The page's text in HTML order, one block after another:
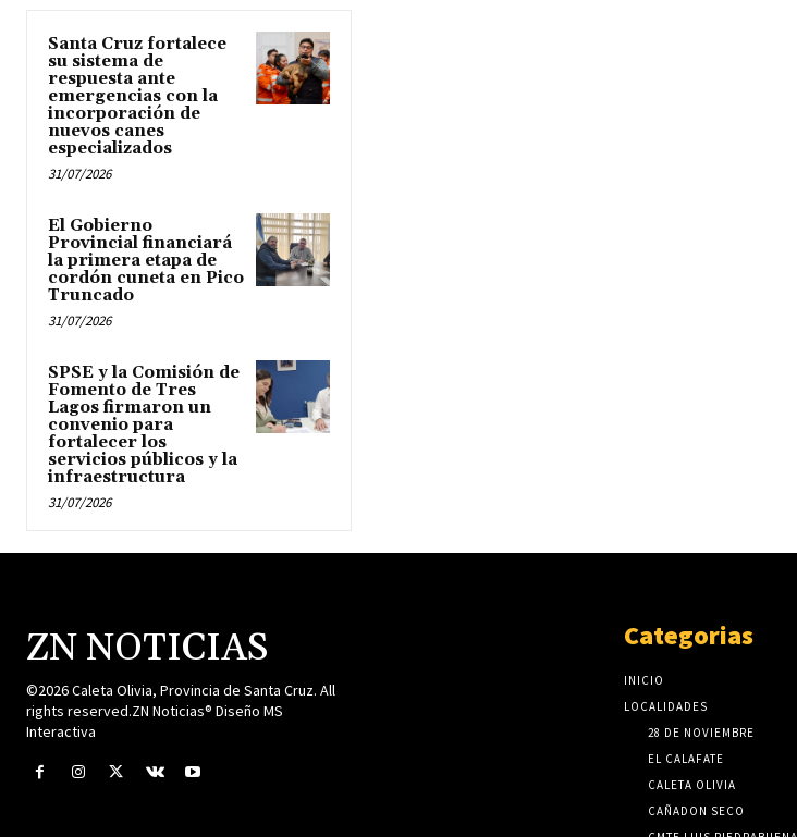
Santa Cruz fortalece
su sistema de
respuesta ante
emergencias con la
incorporación de
nuevos canes
especializados
31/07/2026
El Gobierno
Provincial financiará
la primera etapa de
cordón cuneta en Pico
Truncado
31/07/2026
SPSE y la Comisión de
Fomento de Tres
Lagos firmaron un
convenio para
fortalecer los
servicios públicos y la
infraestructura
31/07/2026
ZN NOTICIAS
©2026 Caleta Olivia, Provincia de Santa Cruz. All
rights reserved.ZN Noticias® Diseño MS
Interactiva
Categorias
INICIO
LOCALIDADES
28 DE NOVIEMBRE
EL CALAFATE
CALETA OLIVIA
CAÑADON SECO